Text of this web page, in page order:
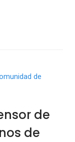
de
de